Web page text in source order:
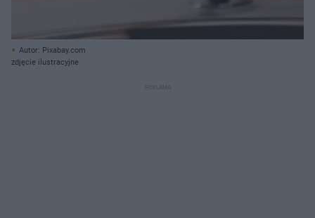
Autor: Pixabay.com
zdjęcie ilustracyjne